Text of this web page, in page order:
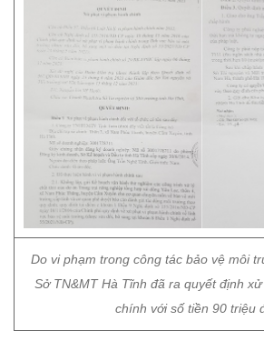
Do vi phạm trong công tác bảo vệ môi
Sở TN&MT Hà Tĩnh đã ra quyết định
chính với số tiền 90 triệu